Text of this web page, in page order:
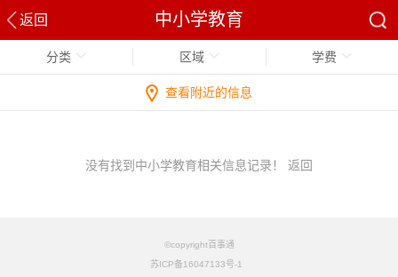
返回 中小学教育
分类 区域 学费
查看附近的信息
没有找到中小学教育相关信息记录！ 返回
©copyright百事通
苏ICP备16047133号-1